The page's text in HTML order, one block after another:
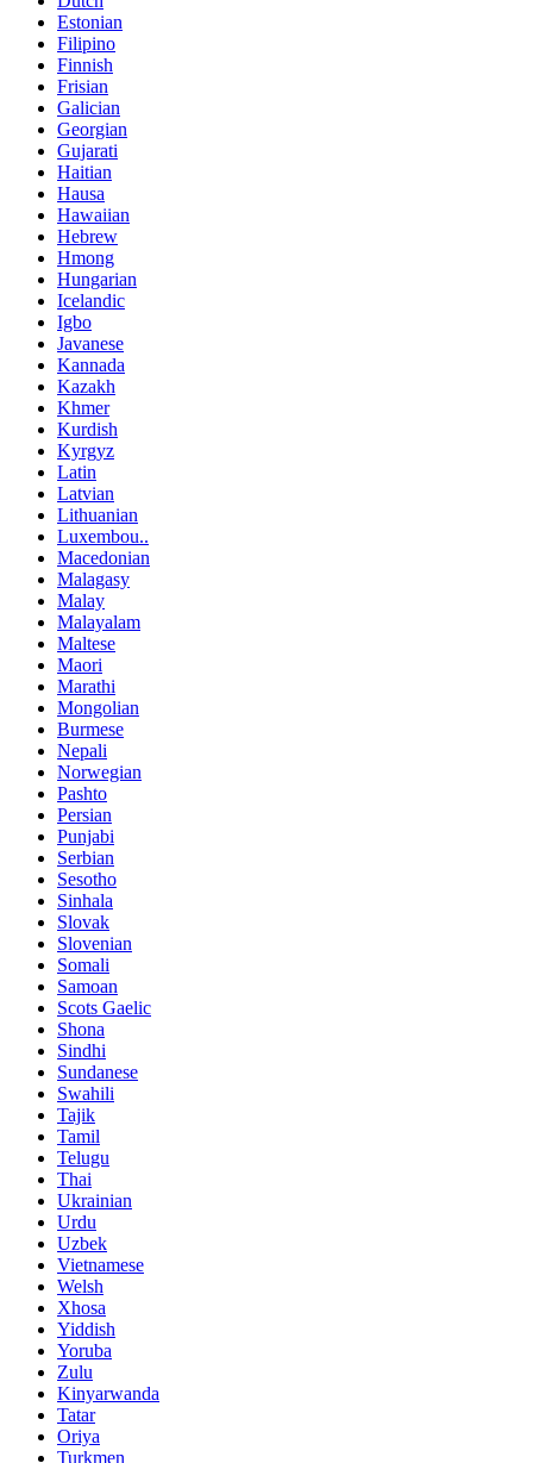
Estonian
Filipino
Finnish
Frisian
Galician
Georgian
Gujarati
Haitian
Hausa
Hawaiian
Hebrew
Hmong
Hungarian
Icelandic
Igbo
Javanese
Kannada
Kazakh
Khmer
Kurdish
Kyrgyz
Latin
Latvian
Lithuanian
Luxembou..
Macedonian
Malagasy
Malay
Malayalam
Maltese
Maori
Marathi
Mongolian
Burmese
Nepali
Norwegian
Pashto
Persian
Punjabi
Serbian
Sesotho
Sinhala
Slovak
Slovenian
Somali
Samoan
Scots Gaelic
Shona
Sindhi
Sundanese
Swahili
Tajik
Tamil
Telugu
Thai
Ukrainian
Urdu
Uzbek
Vietnamese
Welsh
Xhosa
Yiddish
Yoruba
Zulu
Kinyarwanda
Tatar
Oriya
Turkmen